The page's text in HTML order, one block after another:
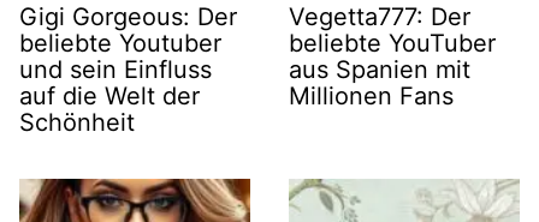
Gigi Gorgeous: Der
beliebte Youtuber
und sein Einfluss
auf die Welt der
Schönheit
Vegetta777: Der
beliebte YouTuber
aus Spanien mit
Millionen Fans